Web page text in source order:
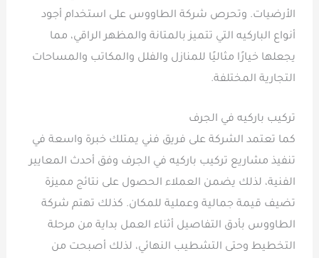
الأرضيات. وتحرص شركة الطاووس على استخدام أجود
أنواع الباركيه التي تتميز بالمتانة والمظهر الراقي، مما
يجعلها خيارًا مثاليًا للمنازل والفلل والمكاتب والمساحات
التجارية المختلفة.
تركيب باركيه في الجرف
كما تعتمد الشركة على فريق فني يمتلك خبرة واسعة في
تنفيذ مشاريع تركيب باركيه في الجرف وفق أحدث المعايير
الفنية، لذلك يضمن العملاء الحصول على نتائج مميزة
تضيف قيمة جمالية وعملية للمكان. كذلك تهتم شركة
الطاووس بأدق التفاصيل أثناء العمل بداية من مرحلة
التخطيط وحتى التشطيب النهائي، لذلك أصبحت من